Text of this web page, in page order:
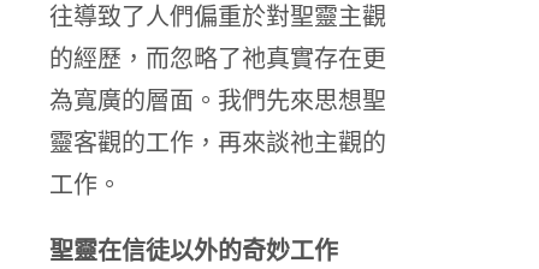
往導致了人們偏重於對聖靈主觀
的經歷，而忽略了祂真實存在更
為寬廣的層面。我們先來思想聖
靈客觀的工作，再來談祂主觀的
工作。
聖靈在信徒以外的奇妙工作